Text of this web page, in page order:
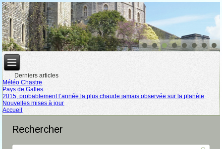
Derniers articles
Météo Chastre
Pays de Galles
2015, probablement l’année la plus chaude jamais observée sur la planète
Nouvelles mises à jour
Accueil
Rechercher